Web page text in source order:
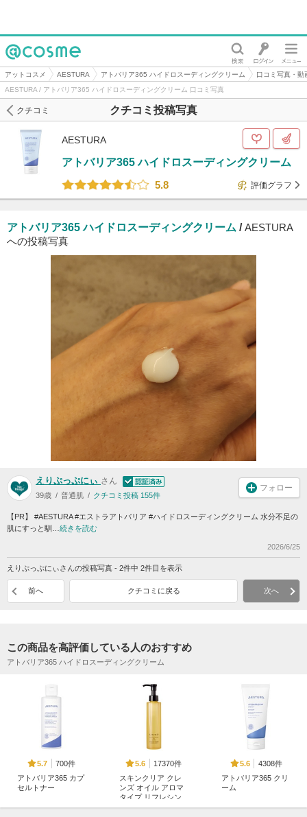
@cosme
アットコスメ AESTURA アトバリア365 ハイドロスーディングクリーム
口コミ写真・動
AESTURA / アトバリア365 ハイドロスーディングクリーム 口コミ写真
クチコミ投稿写真
クチコミ
AESTURA
アトバリア365 ハイドロスーディングクリーム
5.8
評価グラフ
アトバリア365 ハイドロスーディングクリーム /AESTURA
への投稿写真
えりぷっぷにぃ さん
39歳 普通肌 クチコミ投稿 155件
フォロー
【PR】 #AESTURA #エストラアトバリア #ハイドロスーディングクリーム 水分不足の
肌にすっと馴… 続きを読む
2026/6/25
えりぷっぷにぃさんの投稿写真 - 2件中 2件目を表示
前へ クチコミに戻る 次へ
この商品を高評価している人のおすすめ
アトバリア365 ハイドロスーディングクリーム
5.7
700件
アトバリア365 カプ
セルトナー
5.6
17370件
スキンクリア クレ
ンズ オイル アロマ
タイプ リフレシン
グシトラスの香り
5.6
4308件
アトバリア365 クリ
ーム